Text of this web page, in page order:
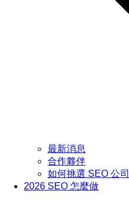
最新消息
合作夥伴
如何挑選 SEO 公司
2026 SEO 怎麼做